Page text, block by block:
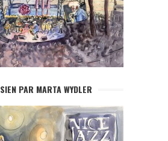
PAR MARTA WYDLER